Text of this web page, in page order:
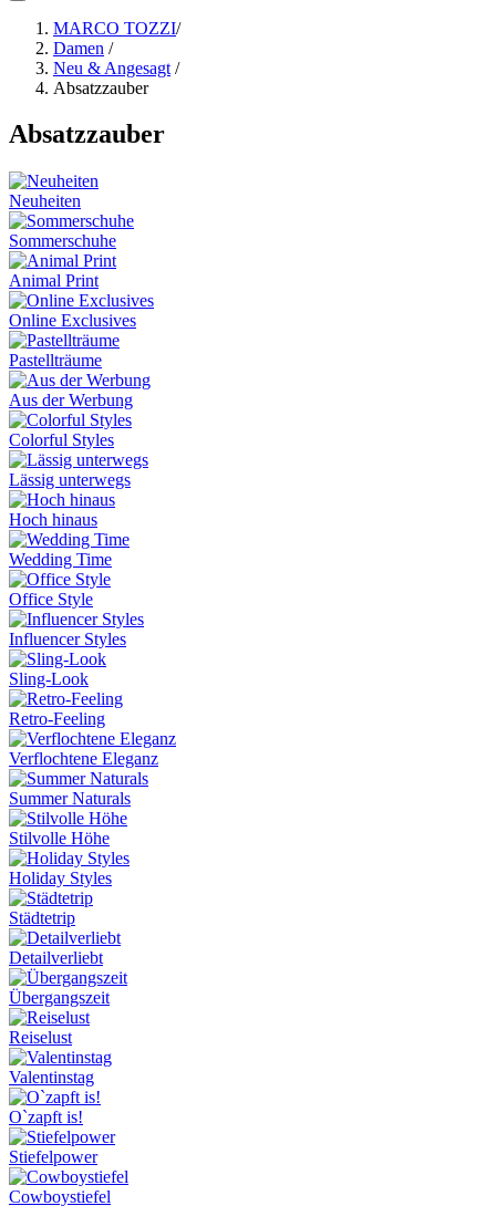
MARCO TOZZI/
Damen /
Neu & Angesagt /
Absatzzauber
Absatzzauber
Neuheiten
Sommerschuhe
Animal Print
Online Exclusives
Pastellträume
Aus der Werbung
Colorful Styles
Lässig unterwegs
Hoch hinaus
Wedding Time
Office Style
Influencer Styles
Sling-Look
Retro-Feeling
Verflochtene Eleganz
Summer Naturals
Stilvolle Höhe
Holiday Styles
Städtetrip
Detailverliebt
Übergangszeit
Reiselust
Valentinstag
O`zapft is!
Stiefelpower
Cowboystiefel